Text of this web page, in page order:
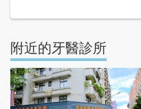
附近的牙醫診所